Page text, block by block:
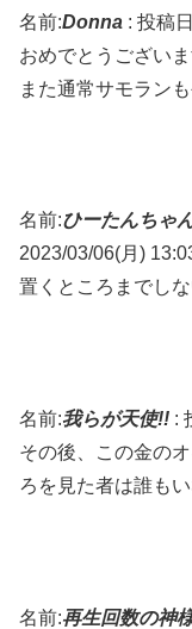
名前:Donna : 投稿
おめでとうございま
また通常サモラン
名前:ひーたんちゃ
2023/03/06(月)
置くところまでし
名前:我らが天使!! :
その後、この金の
ろを見た者は誰も
名前:再生回数の神